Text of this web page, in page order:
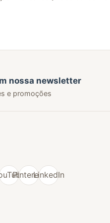
nossa newsletter
e promoções
PinterestLinkedIn